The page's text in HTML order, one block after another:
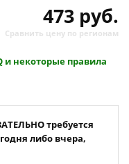
473 руб.
Сравнить цену по регионам
и некоторые правила
требуется
либо вчера,